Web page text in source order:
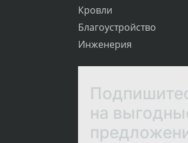
Кровли
Благоустройство
Инженерия
на